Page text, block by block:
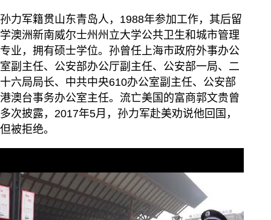
孙力军籍贯山东青岛人，1988年参加工作，其后留
学澳洲新南威尔士州州立大学公共卫生和城市管理
专业，拥有硕士学位。孙曾任上海市政府外事办公
室副主任、公安部办公厅副主任、公安部一局、二
十六局局长、中共中央610办公室副主任、公安部
港澳台事务办公室主任。流亡美国的富商郭文贵曾
多次披露，2017年5月，孙力军赴美劝说他回国，
但被拒绝。